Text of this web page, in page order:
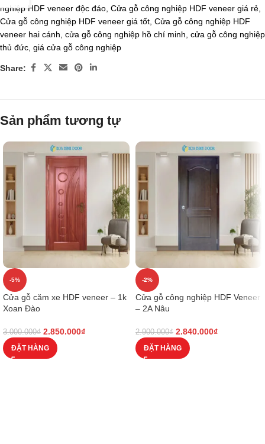
nghiệp HDF veneer độc đáo Cửa gỗ công nghiệp HDF veneer giá rẻ
Cửa gỗ công nghiệp HDF veneer giá tốt Cửa gỗ công nghiệp HDF
veneer hai cánh cửa gỗ công nghiệp hồ chí minh cửa gỗ công nghiệp
thủ đức giá cửa gỗ công nghiệp
Share:
Sản phẩm tương tự
-5%
Cửa gỗ căm xe HDF veneer – 1k
Xoan Đào
3.000.000₫ 2.850.000₫
ĐẶT HÀNG
-2%
Cửa gỗ công nghiệp HDF Veneer
– 2A Nâu
2.900.000₫ 2.840.000₫
ĐẶT HÀNG